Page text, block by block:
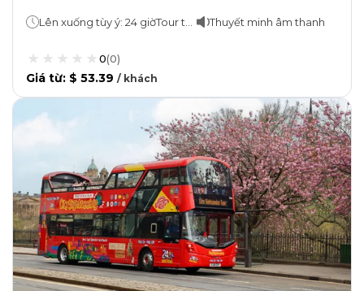
Thuyết minh âm thanh
0(0)
Giá từ: $ 53.39 / khách